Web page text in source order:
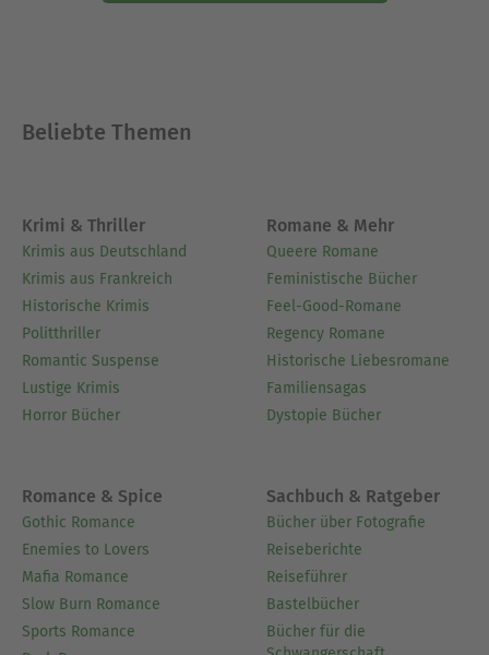
Beliebte Themen
Krimi & Thriller
Krimis aus Deutschland
Krimis aus Frankreich
Historische Krimis
Politthriller
Romantic Suspense
Lustige Krimis
Horror Bücher
Romane & Mehr
Queere Romane
Feministische Bücher
Feel-Good-Romane
Regency Romane
Historische Liebesromane
Familiensagas
Dystopie Bücher
Romance & Spice
Gothic Romance
Enemies to Lovers
Mafia Romance
Slow Burn Romance
Sports Romance
Sachbuch & Ratgeber
Bücher über Fotografie
Reiseberichte
Reiseführer
Bastelbücher
Bücher für die